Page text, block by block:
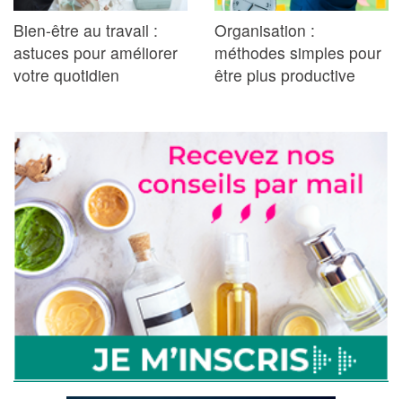
Bien-être au travail :
astuces pour améliorer
votre quotidien
Organisation :
méthodes simples pour
être plus productive